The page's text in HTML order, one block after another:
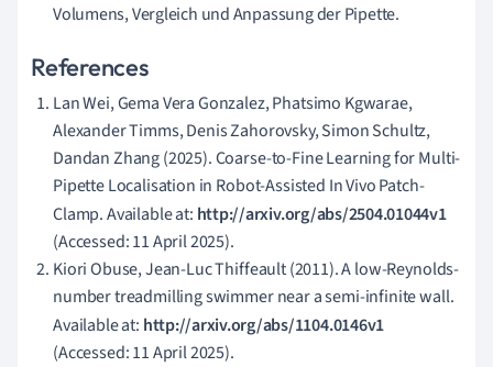
Volumens, Vergleich und Anpassung der Pipette.
References
Lan Wei, Gema Vera Gonzalez, Phatsimo Kgwarae,
Alexander Timms, Denis Zahorovsky, Simon Schultz,
Dandan Zhang (2025). Coarse-to-Fine Learning for Multi-
Pipette Localisation in Robot-Assisted In Vivo Patch-
Clamp. Available at: http://arxiv.org/abs/2504.01044v1
(Accessed: 11 April 2025).
Kiori Obuse, Jean-Luc Thiffeault (2011). A low-Reynolds-
number treadmilling swimmer near a semi-infinite wall.
Available at: http://arxiv.org/abs/1104.0146v1
(Accessed: 11 April 2025).